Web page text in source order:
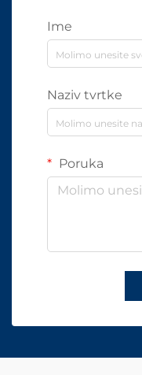
Ime
Naziv tvrtke
Poruka